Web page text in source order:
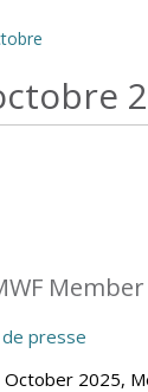
de presse
October 2025,